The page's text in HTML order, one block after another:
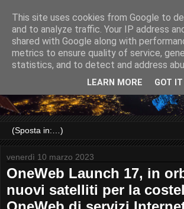
venerdì 10 marzo 2023
OneWeb Launch 17, in
nuovi satelliti per la
This site uses cookies from Google to
and to analyze traffic. Your IP address
shared with Google along with
metrics to ensure quality of service,
statistics, and to detect and address
LEARN MORE GOT IT